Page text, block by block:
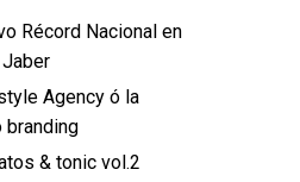
Récord Nacional en
Jaber
Agency ó la
branding
& tonic vol.2